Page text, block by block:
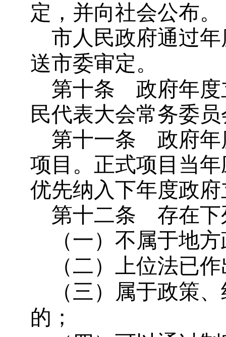
定，并向社会公布。
市人民政府通过
送市委审定。
第十条
政府年
民代表大会常务委
第十一条
政府
项目。正式项目当
优先纳入下年度政
第十二条
存在
（一）不属于地
（二）上位法已
（三）属于政策
的；